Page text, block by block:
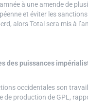
à une amende de
et éviter les
alors Total sera mis à
des puissances
occidentales son
de production de GPL,